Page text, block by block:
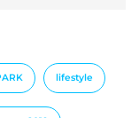
lifestyle